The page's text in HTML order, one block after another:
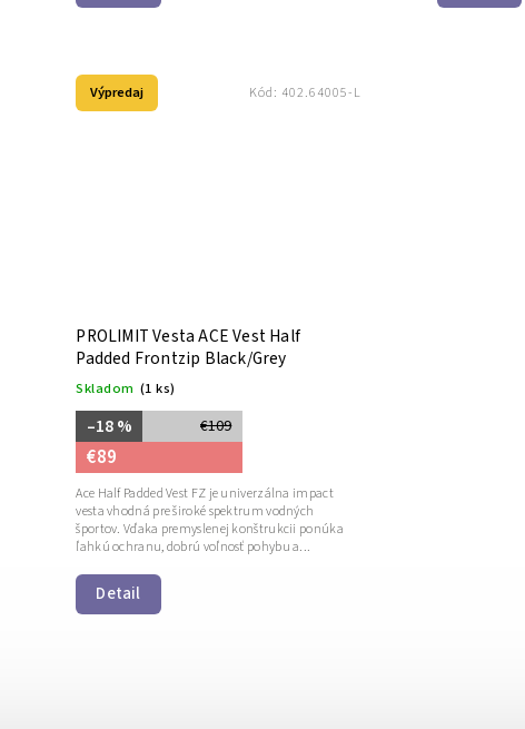
Výpredaj
PROLIMIT Vesta ACE Vest Half
Padded Frontzip Black/Grey
Skladom (1 ks)
€109
–18 %
€89
Detail
Ace Half Padded Vest FZ je univerzálna impact
vesta vhodná pre široké spektrum vodných
športov. Vďaka premyslenej konštrukcii ponúka
ľahkú ochranu, dobrú voľnosť pohybu a...
Kód: 402.64005-L